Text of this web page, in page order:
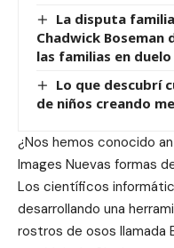
La disputa
Chadwick
las familias en duelo
Lo que descubrí
de niños creando
¿Nos hemos conocido
Images Nuevas formas
Los científicos
desarrollando una
rostros de osos llamada